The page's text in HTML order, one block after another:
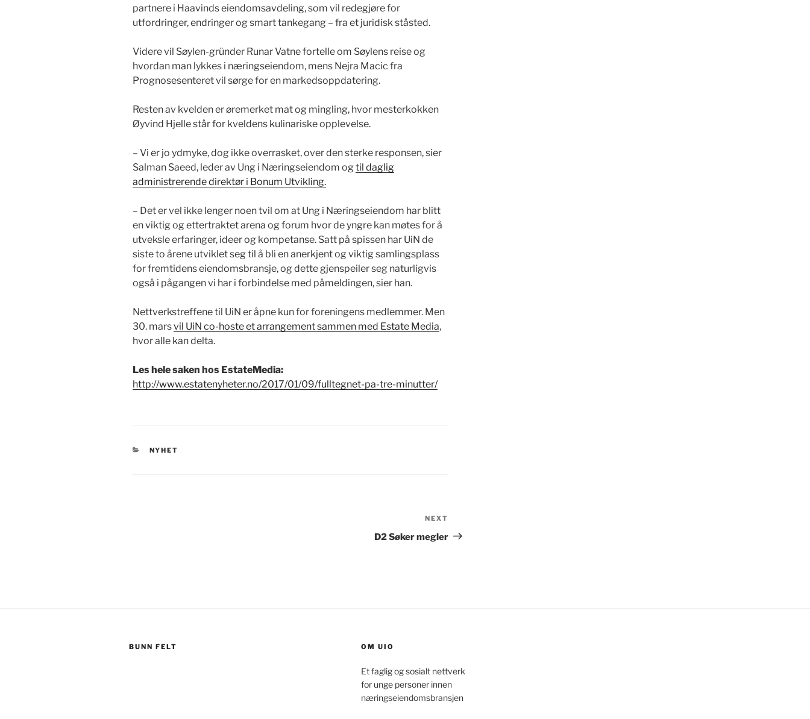
partnere i Haavinds eiendomsavdeling, som vil redegjøre for
utfordringer, endringer og smart tankegang – fra et juridisk ståsted.
Videre vil Søylen-gründer Runar Vatne fortelle om Søylens reise og
hvordan man lykkes i næringseiendom, mens Nejra Macic fra
Prognosesenteret vil sørge for en markedsoppdatering.
Resten av kvelden er øremerket mat og mingling, hvor mesterkokken
Øyvind Hjelle står for kveldens kulinariske opplevelse.
– Vi er jo ydmyke, dog ikke overrasket, over den sterke responsen, sier
Salman Saeed, leder av Ung i Næringseiendom og til daglig
administrerende direktør i Bonum Utvikling.
– Det er vel ikke lenger noen tvil om at Ung i Næringseiendom har blitt
en viktig og ettertraktet arena og forum hvor de yngre kan møtes for å
utveksle erfaringer, ideer og kompetanse. Satt på spissen har UiN de
siste to årene utviklet seg til å bli en anerkjent og viktig samlingsplass
for fremtidens eiendomsbransje, og dette gjenspeiler seg naturligvis
også i pågangen vi har i forbindelse med påmeldingen, sier han.
Nettverkstreffene til UiN er åpne kun for foreningens medlemmer. Men
30. marsvil UiN co-hoste et arrangement sammen med Estate Media,
hvor alle kan delta.
Les hele saken hos EstateMedia:
http://www.estatenyheter.no/2017/01/09/fulltegnet-pa-tre-minutter/
CATEGORIES
NYHET
Post
NEXT
D2 Søker megler
BUNN FELT OM UIO
Et faglig og sosialt nettverk
for unge personer innen
næringseiendomsbransjen